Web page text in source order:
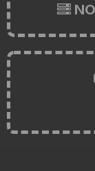
NO